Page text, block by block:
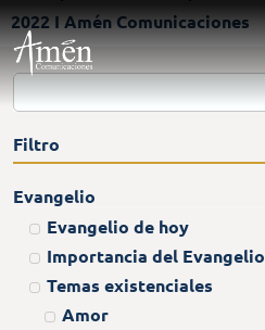
2022 I Amén Comunicaciones
Filtro
Evangelio
Evangelio de hoy
Importancia del Evangelio
Temas existenciales
Amor